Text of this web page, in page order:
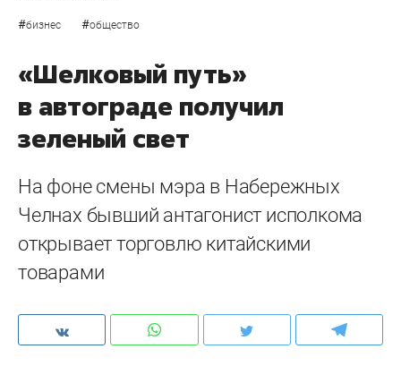
#бизнес #общество
«Шелковый путь»
в автограде получил
зеленый свет
На фоне смены мэра в Набережных
Челнах бывший антагонист исполкома
открывает торговлю китайскими
товарами